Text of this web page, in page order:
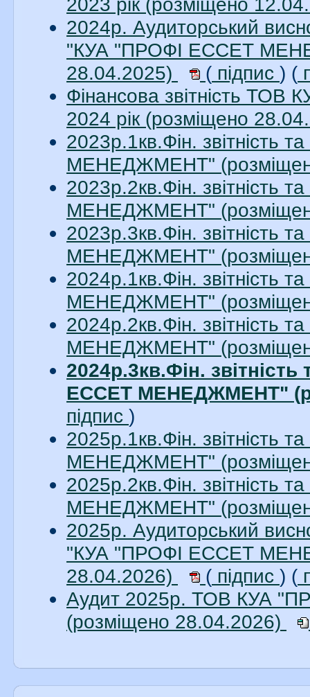
2023 рік (розміщено
2024р. Аудиторський
"КУА "ПРОФІ ЕССЕТ
28.04.2025)
( підпис ) (
Фінансова звітність
2024 рік (розміщено
2023р.1кв.Фін.
МЕНЕДЖМЕНТ"
2023р.2кв.Фін.
МЕНЕДЖМЕНТ"
2023р.3кв.Фін.
МЕНЕДЖМЕНТ"
2024р.1кв.Фін.
МЕНЕДЖМЕНТ"
2024р.2кв.Фін.
МЕНЕДЖМЕНТ"
2024р.3кв.Фін.
ЕССЕТ МЕНЕДЖМЕНТ"
підпис )
2025р.1кв.Фін.
МЕНЕДЖМЕНТ"
2025р.2кв.Фін.
МЕНЕДЖМЕНТ"
2025р. Аудиторський
"КУА "ПРОФІ ЕССЕТ
28.04.2026)
( підпис ) (
Аудит 2025р. ТОВ КУА
(розміщено 28.04.2026)